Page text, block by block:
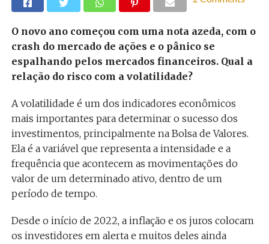
O novo ano começou com uma nota azeda, com o
crash do mercado de ações e o pânico se
espalhando pelos mercados financeiros. Qual a
relação do risco com a volatilidade?
A volatilidade é um dos indicadores econômicos
mais importantes para determinar o sucesso dos
investimentos, principalmente na Bolsa de Valores.
Ela é a variável que representa a intensidade e a
frequência que acontecem as movimentações do
valor de um determinado ativo, dentro de um
período de tempo.
Desde o início de 2022, a inflação e os juros colocam
os investidores em alerta e muitos deles ainda